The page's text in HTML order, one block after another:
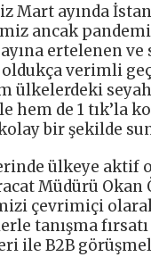
Mart ayında
ancak
ertelenen
oldukça verimli
ülkelerdeki
hem de 1 tık’la
bir şekilde
ülkeye
Müdürü Okan
çevrimiçi
tanışma
ile B2B